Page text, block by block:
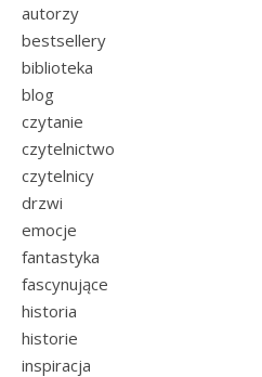
autorzy
bestsellery
biblioteka
blog
czytanie
czytelnictwo
czytelnicy
drzwi
emocje
fantastyka
fascynujące
historia
historie
inspiracja